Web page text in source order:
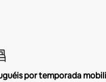
por temporada